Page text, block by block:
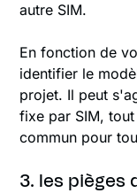
autre SIM.
En fonction de
identifier le
projet. Il peut
fixe par SIM,
commun pour
3. les pièges